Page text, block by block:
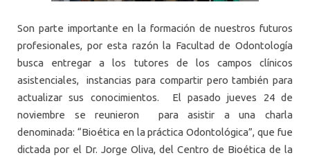
Son parte importante en la formación de nuestros futuros
profesionales, por esta razón la Facultad de Odontología
busca entregar a los tutores de los campos clínicos
asistenciales, instancias para compartir pero también para
actualizar sus conocimientos. El pasado jueves 24 de
noviembre se reunieron para asistir a una charla
denominada: “Bioética en la práctica Odontológica”, que fue
dictada por el Dr. Jorge Oliva, del Centro de Bioética de la